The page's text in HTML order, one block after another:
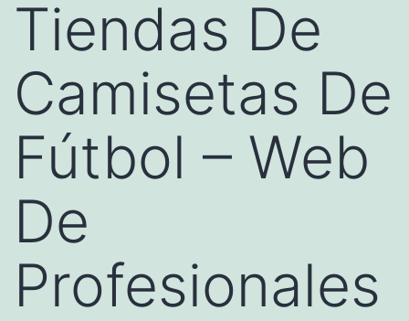
Tiendas De
Camisetas De
Fútbol – Web
De
Profesionales